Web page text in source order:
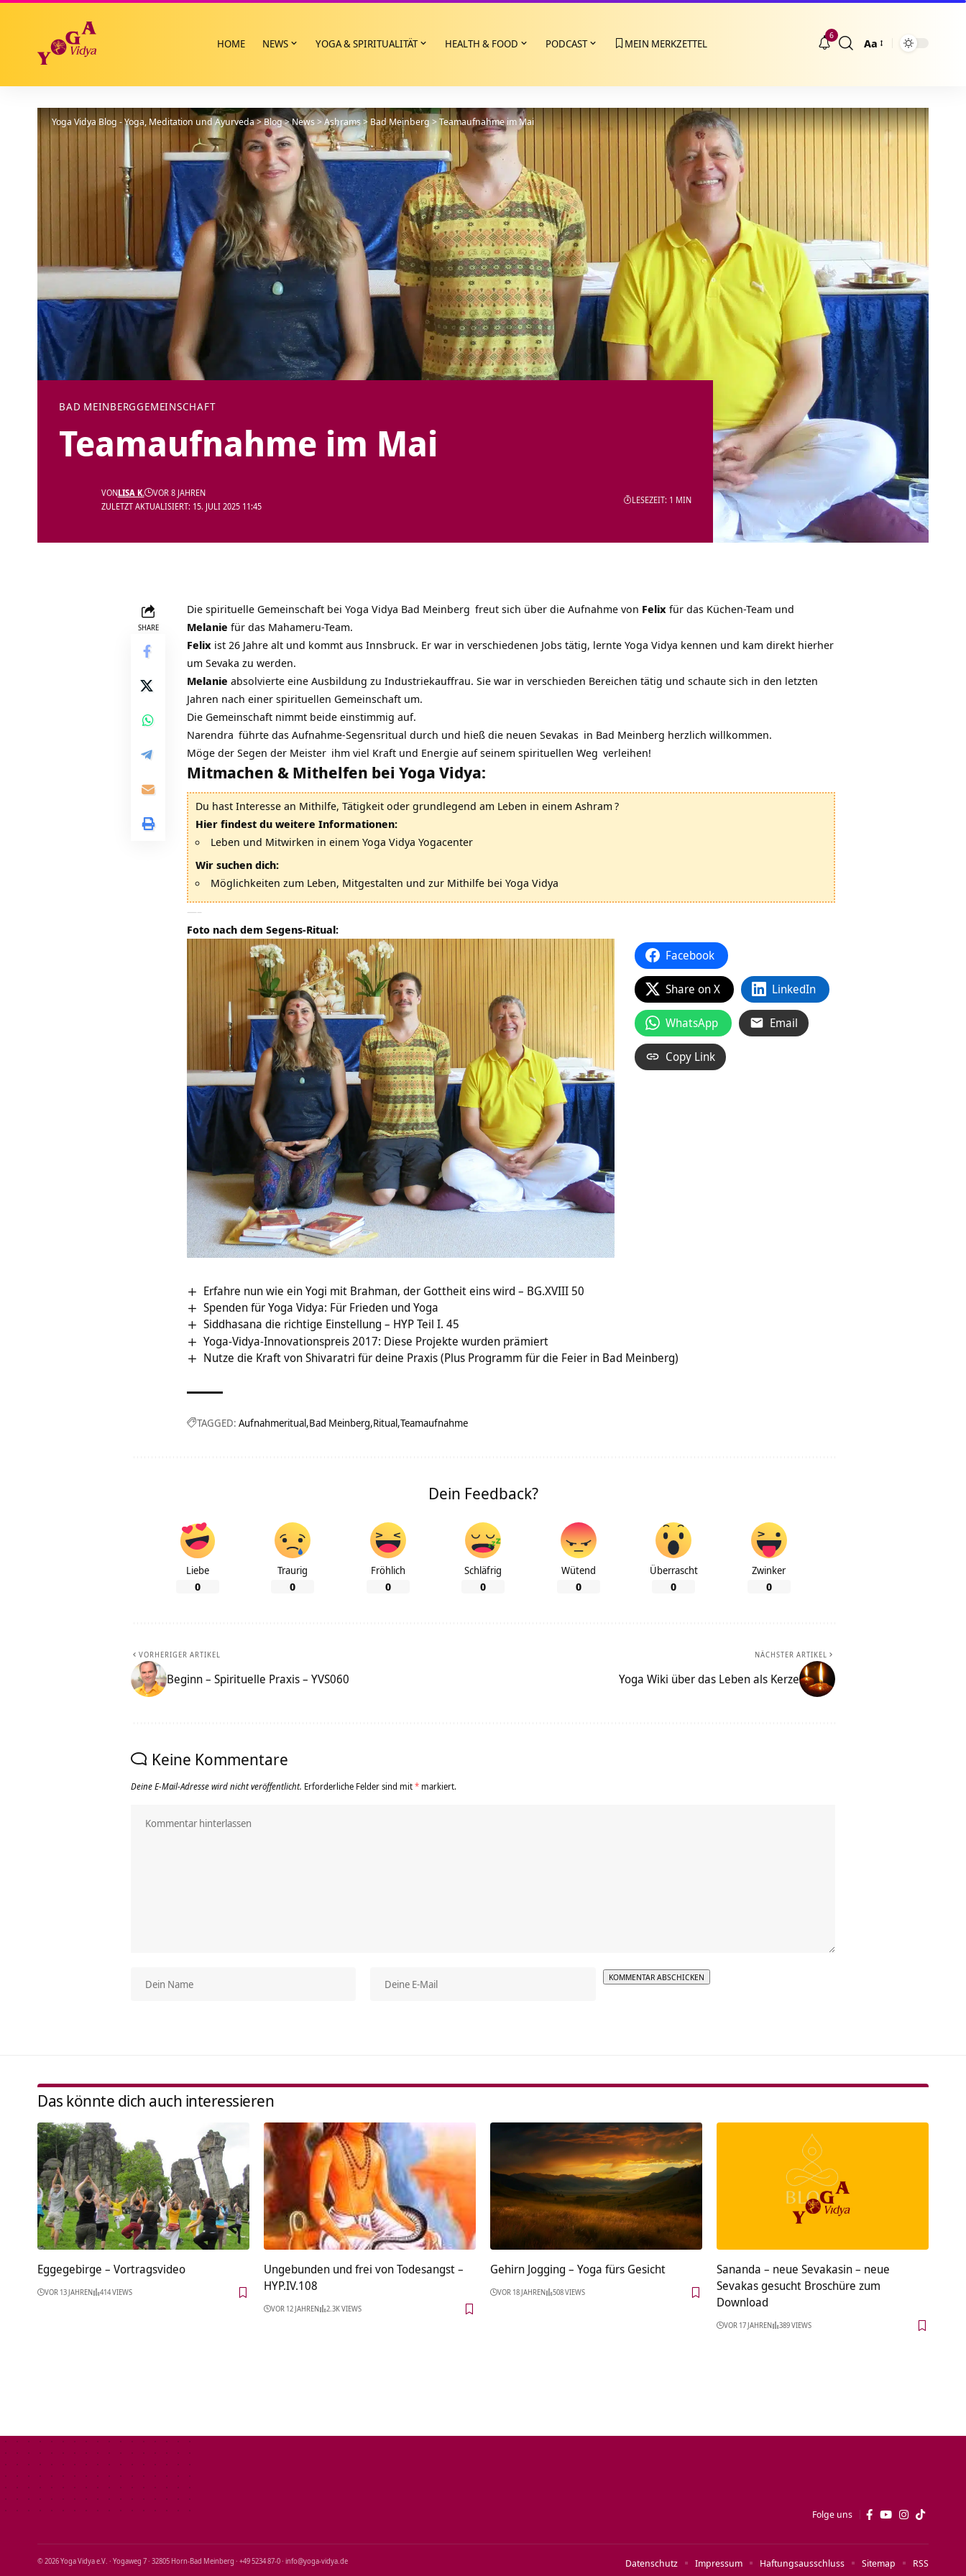
HOME NEWS YOGA & SPIRITUALITÄT HEALTH & FOOD PODCAST MEIN MERKZETTEL
6
Größenänderung
Aa
Yoga Vidya Blog - Yoga, Meditation und Ayurveda>Blog>News>Ashrams> Bad Meinberg>Teamaufnahme im Mai
BAD MEINBERGGEMEINSCHAFT
Teamaufnahme im Mai
ZULETZT AKTUALISIERT: 15. JULI 2025 11:45
VONLISA K. VOR 8 JAHREN
LESEZEIT: 1 MIN
SHARE
Die spirituelle Gemeinschaft bei Yoga Vidya Bad Meinberg freut sich über die Aufnahme von Felix für das Küchen-Team und
Melanie für das Mahameru-Team.
Felix ist 26 Jahre alt und kommt aus Innsbruck. Er war in verschiedenen Jobs tätig, lernte Yoga Vidya kennen und kam direkt hierher
um Sevaka zu werden.
Melanie absolvierte eine Ausbildung zu Industriekauffrau. Sie war in verschieden Bereichen tätig und schaute sich in den letzten
Jahren nach einer spirituellen Gemeinschaft um.
Die Gemeinschaft nimmt beide einstimmig auf.
Narendra führte das Aufnahme-Segensritual durch und hieß die neuen Sevakas in Bad Meinberg herzlich willkommen.
Möge der Segen der Meister ihm viel Kraft und Energie auf seinem spirituellen Weg verleihen!
Mitmachen & Mithelfen bei Yoga Vidya:
Du hast Interesse an Mithilfe, Tätigkeit oder grundlegend am Leben in einem Ashram ?
Hier findest du weitere Informationen:
Leben und Mitwirken in einem Yoga Vidya Yogacenter
Wir suchen dich:
Möglichkeiten zum Leben, Mitgestalten und zur Mithilfe bei Yoga Vidya
—–
Foto nach dem Segens-Ritual:
Facebook
Share on X LinkedIn
WhatsApp Email
Copy Link
Erfahre nun wie ein Yogi mit Brahman, der Gottheit eins wird – BG.XVIII 50
Spenden für Yoga Vidya: Für Frieden und Yoga
Siddhasana die richtige Einstellung – HYP Teil I. 45
Yoga-Vidya-Innovationspreis 2017: Diese Projekte wurden prämiert
Nutze die Kraft von Shivaratri für deine Praxis (Plus Programm für die Feier in Bad Meinberg)
TAGGED: Aufnahmeritual Bad Meinberg Ritual Teamaufnahme
Dein Feedback?
Liebe
0
Traurig
0
Fröhlich
0
Schläfrig
0
Wütend
0
Überrascht
0
Zwinker
0
VORHERIGER ARTIKEL
Beginn – Spirituelle Praxis – YVS060
NÄCHSTER ARTIKEL
Yoga Wiki über das Leben als Kerze
Keine Kommentare
Deine E-Mail-Adresse wird nicht veröffentlicht. Erforderliche Felder sind mit* markiert.
Das könnte dich auch interessieren
Eggegebirge‏‎ – Vortragsvideo
VOR 13 JAHREN 414 VIEWS
Ungebunden und frei von Todesangst –
HYP.IV.108
VOR 12 JAHREN 2.3K VIEWS
Gehirn Jogging – Yoga fürs Gesicht
VOR 18 JAHREN 508 VIEWS
Sananda – neue Sevakasin – neue
Sevakas gesucht Broschüre zum
Download
VOR 17 JAHREN 389 VIEWS
Folge uns
© 2026 Yoga Vidya e.V. · Yogaweg 7 · 32805 Horn‑Bad Meinberg · +49 5234 87‑0 · info@yoga‑vidya.de Datenschutz Impressum Haftungsausschluss Sitemap RSS